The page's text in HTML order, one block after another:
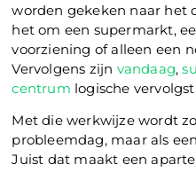
worden gekeken naar het
het om een supermarkt,
voorziening of alleen een
Vervolgens zijn vandaag,
centrum logische
Met die werkwijze wordt
probleemdag, maar als
Juist dat maakt een